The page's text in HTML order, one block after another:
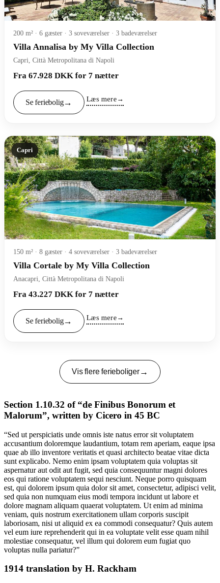
200 m² · 6 gæster · 3 soveværelser · 3 badeværelser
Villa Annalisa by My Villa Collection
Capri, Città Metropolitana di Napoli
Fra 67.928 DKK for 7 nætter
Se feriebolig Læs mere
Capri
150 m² · 8 gæster · 4 soveværelser · 3 badeværelser
Villa Cortale by My Villa Collection
Anacapri, Città Metropolitana di Napoli
Fra 43.227 DKK for 7 nætter
Se feriebolig Læs mere
Vis flere ferieboliger
Section 1.10.32 of “de Finibus Bonorum et
Malorum”, written by Cicero in 45 BC
“Sed ut perspiciatis unde omnis iste natus error sit voluptatem
accusantium doloremque laudantium, totam rem aperiam, eaque ipsa
quae ab illo inventore veritatis et quasi architecto beatae vitae dicta
sunt explicabo. Nemo enim ipsam voluptatem quia voluptas sit
aspernatur aut odit aut fugit, sed quia consequuntur magni dolores
eos qui ratione voluptatem sequi nesciunt. Neque porro quisquam
est, qui dolorem ipsum quia dolor sit amet, consectetur, adipisci velit,
sed quia non numquam eius modi tempora incidunt ut labore et
dolore magnam aliquam quaerat voluptatem. Ut enim ad minima
veniam, quis nostrum exercitationem ullam corporis suscipit
laboriosam, nisi ut aliquid ex ea commodi consequatur? Quis autem
vel eum iure reprehenderit qui in ea voluptate velit esse quam nihil
molestiae consequatur, vel illum qui dolorem eum fugiat quo
voluptas nulla pariatur?”
1914 translation by H. Rackham